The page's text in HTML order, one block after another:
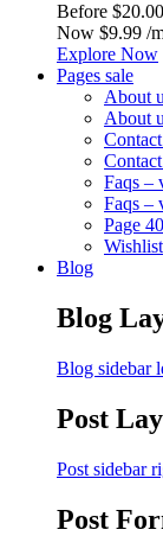
Before
Now $9.99 /
Explore Now
Pages sale
About
About
Faqs –
Faqs –
Page
Wishlist
Blog
Blog
Blog sidebar
Post
Post sidebar
Post